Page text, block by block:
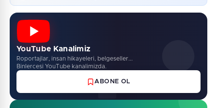
YouTube Kanalimiz
Roportajlar, insan hikayeleri, belgeseller...
Binlercesi YouTube kanalimizda.
ABONE OL